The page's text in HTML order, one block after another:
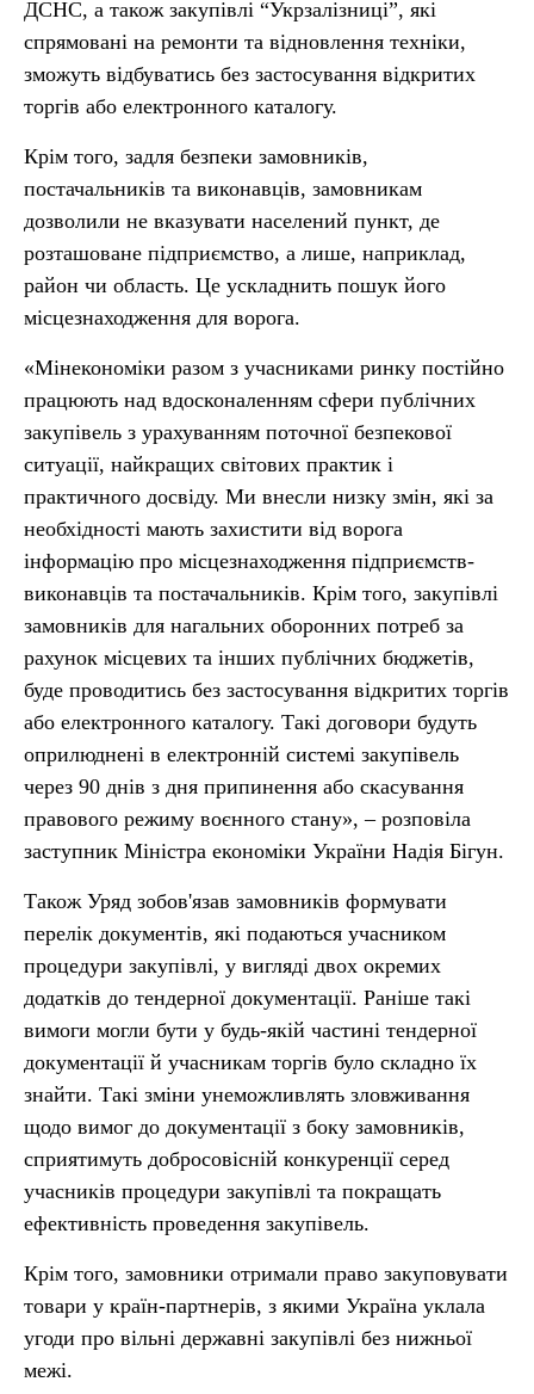
ДСНС, а також закупівлі “Укрзалізниці”, які
спрямовані на ремонти та відновлення техніки,
зможуть відбуватись без застосування відкритих
торгів або електронного каталогу.
Крім того, задля безпеки замовників,
постачальників та виконавців, замовникам
дозволили не вказувати населений пункт, де
розташоване підприємство, а лише, наприклад,
район чи область. Це ускладнить пошук його
місцезнаходження для ворога.
«Мінекономіки разом з учасниками ринку постійно
працюють над вдосконаленням сфери публічних
закупівель з урахуванням поточної безпекової
ситуації, найкращих світових практик і
практичного досвіду. Ми внесли низку змін, які за
необхідності мають захистити від ворога
інформацію про місцезнаходження підприємств-
виконавців та постачальників. Крім того, закупівлі
замовників для нагальних оборонних потреб за
рахунок місцевих та інших публічних бюджетів,
буде проводитись без застосування відкритих торгів
або електронного каталогу. Такі договори будуть
оприлюднені в електронній системі закупівель
через 90 днів з дня припинення або скасування
правового режиму воєнного стану», – розповіла
заступник Міністра економіки України Надія Бігун.
Також Уряд зобов'язав замовників формувати
перелік документів, які подаються учасником
процедури закупівлі, у вигляді двох окремих
додатків до тендерної документації. Раніше такі
вимоги могли бути у будь-якій частині тендерної
документації й учасникам торгів було складно їх
знайти. Такі зміни унеможливлять зловживання
щодо вимог до документації з боку замовників,
сприятимуть добросовісній конкуренції серед
учасників процедури закупівлі та покращать
ефективність проведення закупівель.
Крім того, замовники отримали право закуповувати
товари у країн-партнерів, з якими Україна уклала
угоди про вільні державні закупівлі без нижньої
межі.